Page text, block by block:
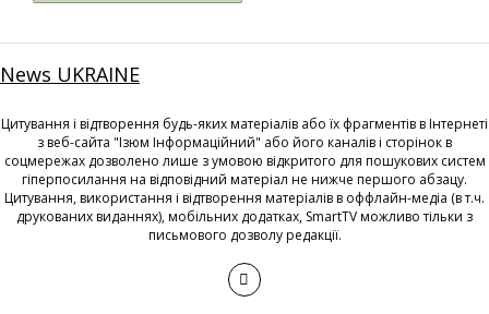
News UKRAINE
Цитування і відтворення будь-яких матеріалів або їх фрагментів в Інтернеті
з веб-сайта "Ізюм Інформаційний" або його каналів і сторінок в
соцмережах дозволено лише з умовою відкритого для пошукових систем
гіперпосилання на відповідний матеріал не нижче першого абзацу.
Цитування, використання і відтворення матеріалів в оффлайн-медіа (в т.ч.
друкованих виданнях), мобільних додатках, SmartTV можливо тільки з
письмового дозволу редакції.